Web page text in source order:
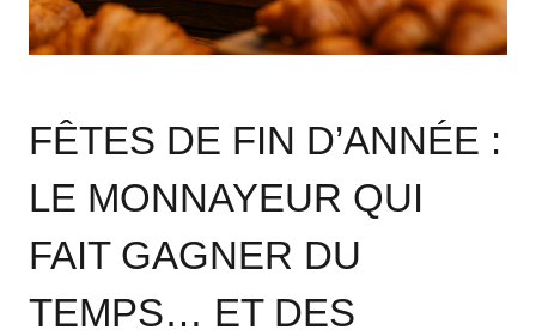
FÊTES DE FIN D’ANNÉE :
LE MONNAYEUR QUI
FAIT GAGNER DU
TEMPS… ET DES